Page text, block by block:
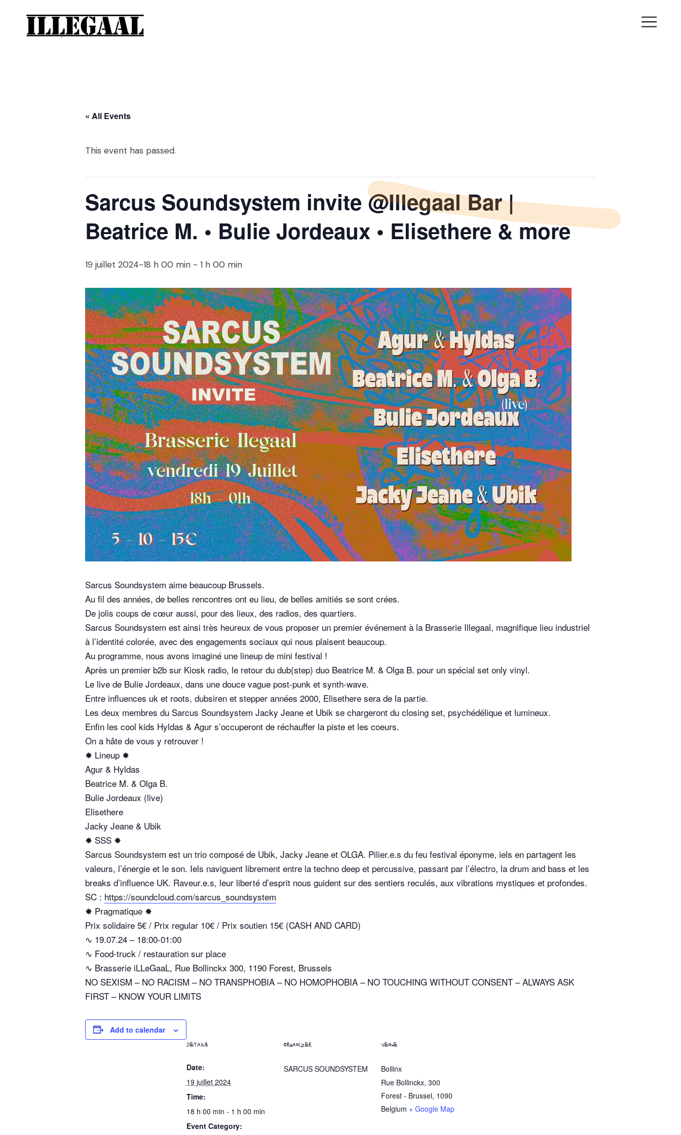
« All Events
This event has passed.
Sarcus Soundsystem invite @Illegaal Bar |
Beatrice M. • Bulie Jordeaux • Elisethere & more
19 juillet 2024-18 h 00 min - 1 h 00 min
Sarcus Soundsystem aime beaucoup Brussels.
Au fil des années, de belles rencontres ont eu lieu, de belles amitiés se sont crées.
De jolis coups de cœur aussi, pour des lieux, des radios, des quartiers.
Sarcus Soundsystem est ainsi très heureux de vous proposer un premier événement à la Brasserie Illegaal, magnifique lieu industriel
à l’identité colorée, avec des engagements sociaux qui nous plaisent beaucoup.
Au programme, nous avons imaginé une lineup de mini festival !
Après un premier b2b sur Kiosk radio, le retour du dub(step) duo Beatrice M. & Olga B. pour un spécial set only vinyl.
Le live de Bulie Jordeaux, dans une douce vague post-punk et synth-wave.
Entre influences uk et roots, dubsiren et stepper années 2000, Elisethere sera de la partie.
Les deux membres du Sarcus Soundsystem Jacky Jeane et Ubik se chargeront du closing set, psychédélique et lumineux.
Enfin les cool kids Hyldas & Agur s’occuperont de réchauffer la piste et les coeurs.
On a hâte de vous y retrouver !
✸ Lineup ✸
Agur & Hyldas
Beatrice M. & Olga B.
Bulie Jordeaux (live)
Elisethere
Jacky Jeane & Ubik
✸ SSS ✸
Sarcus Soundsystem est un trio composé de Ubik, Jacky Jeane et OLGA. Pilier.e.s du feu festival éponyme, iels en partagent les
valeurs, l’énergie et le son. Iels naviguent librement entre la techno deep et percussive, passant par l’électro, la drum and bass et les
breaks d’influence UK. Raveur.e.s, leur liberté d’esprit nous guident sur des sentiers reculés, aux vibrations mystiques et profondes.
SC : https://soundcloud.com/sarcus_soundsystem
✸ Pragmatique ✸
Prix solidaire 5€ / Prix regular 10€ / Prix soutien 15€ (CASH AND CARD)
∿ 19.07.24 – 18:00-01:00
∿ Food-truck / restauration sur place
∿ Brasserie iLLeGaaL, Rue Bollinckx 300, 1190 Forest, Brussels
NO SEXISM – NO RACISM – NO TRANSPHOBIA – NO HOMOPHOBIA – NO TOUCHING WITHOUT CONSENT – ALWAYS ASK
FIRST – KNOW YOUR LIMITS
Add to calendar
DETAILS
Date:
19 juillet 2024
Time:
18 h 00 min - 1 h 00 min
Event Category:
ORGANIZER
SARCUS SOUNDSYSTEM
VENUE
Bollinx
Rue Bollinckx, 300
Forest - Brussel, 1090
Belgium + Google Map